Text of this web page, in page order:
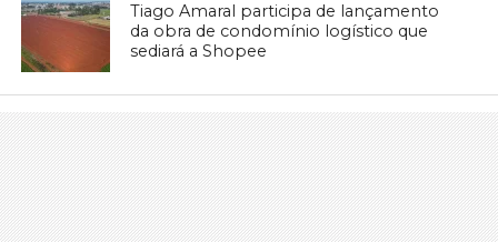
Tiago Amaral participa de lançamento
da obra de condomínio logístico que
sediará a Shopee